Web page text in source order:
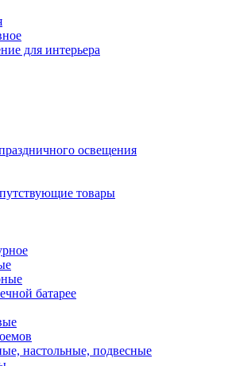
для интерьера
освещения
товары
батарее
настольные, подвесные